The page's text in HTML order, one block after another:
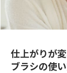
仕上がりが
ブラシの使